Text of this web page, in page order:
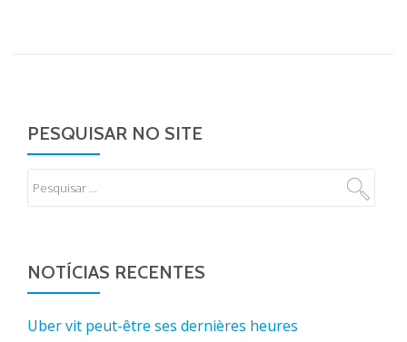
PESQUISAR NO SITE
NOTÍCIAS RECENTES
Uber vit peut-être ses dernières heures